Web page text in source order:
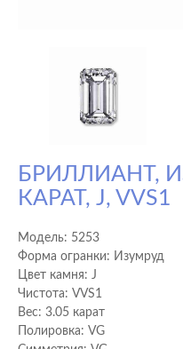
БРИЛЛИАНТ,
КАРАТ, J, VVS1
Модель: 5253
Форма огранки: Изумруд
Цвет камня: J
Чистота: VVS1
Вес: 3.05 карат
Полировка: VG